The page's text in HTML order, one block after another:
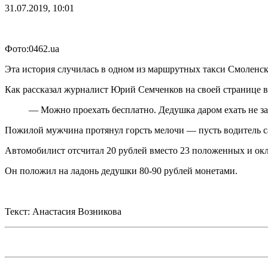
31.07.2019, 10:01
Фото:0462.ua
Эта история случилась в одном из маршрутных такси
Как рассказал журналист Юрий Семченков на своей странице
— Можно проехать бесплатно. Дедушка даром ехать не
Пожилой мужчина протянул горсть мелочи — пусть водитель
Автомобилист отсчитал 20 рублей вместо 23 положенных и
Он положил на ладонь дедушки 80-90 рублей монетами.
Текст: Анастасия Возникова